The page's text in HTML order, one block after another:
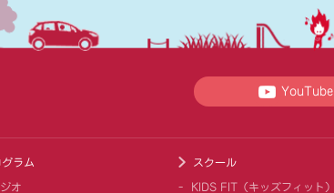
YouTube
グラム
オ
スクール
KIDS FIT（キッズフィット）